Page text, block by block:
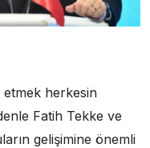
herkesin
Fatih Tekke ve
gelişimine önemli